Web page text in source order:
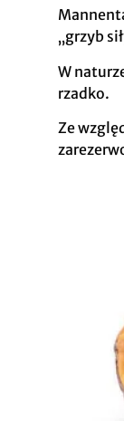
„grzyb
W
rzadko.
Ze